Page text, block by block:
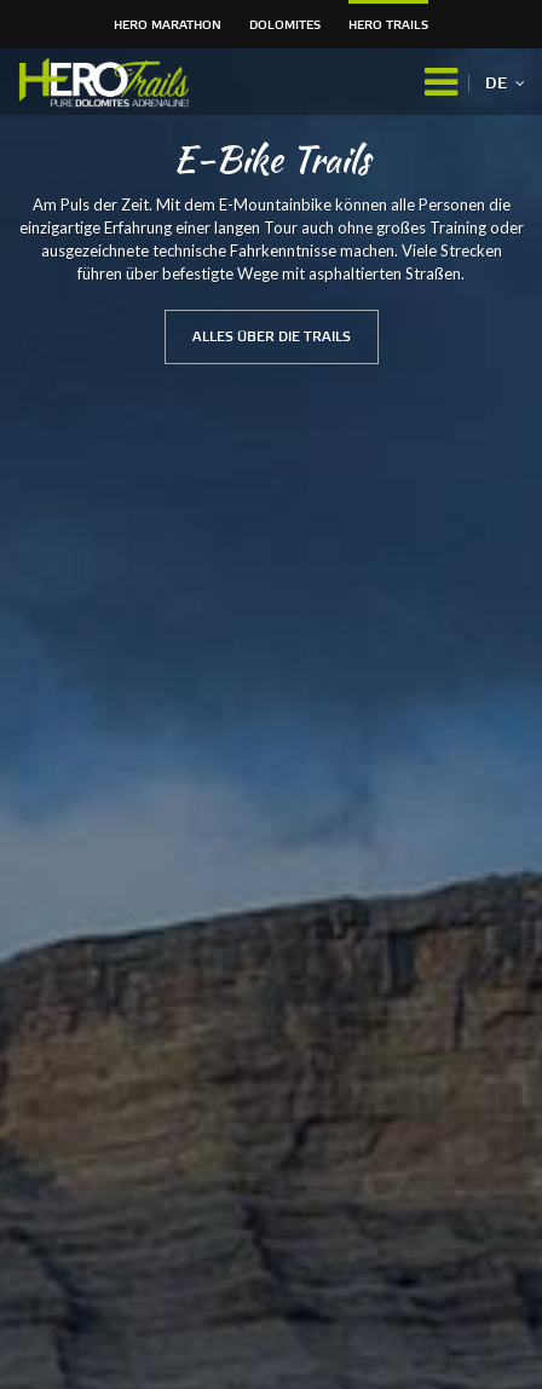
HERO MARATHON DOLOMITES HERO TRAILS
DE
E-Bike Trails
Am Puls der Zeit. Mit dem E-Mountainbike können alle Personen die
einzigartige Erfahrung einer langen Tour auch ohne großes Training oder
ausgezeichnete technische Fahrkenntnisse machen. Viele Strecken
führen über befestigte Wege mit asphaltierten Straßen.
ALLES ÜBER DIE TRAILS